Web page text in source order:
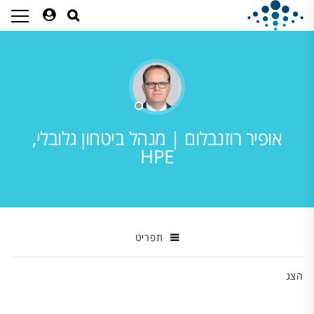
אופיר רוזנבלום | מנהל ביטחון גלובלי,
HPE
תפריט
הצג